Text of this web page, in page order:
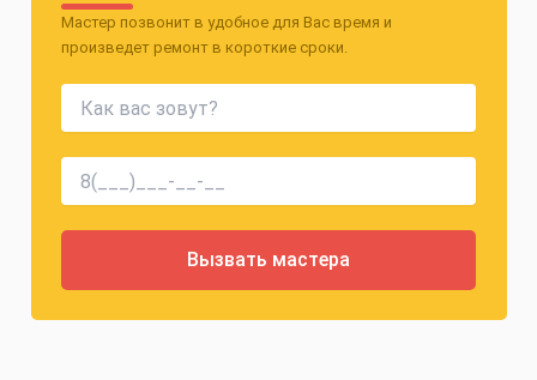
Мастер позвонит в удобное для Вас время и
произведет ремонт в короткие сроки.